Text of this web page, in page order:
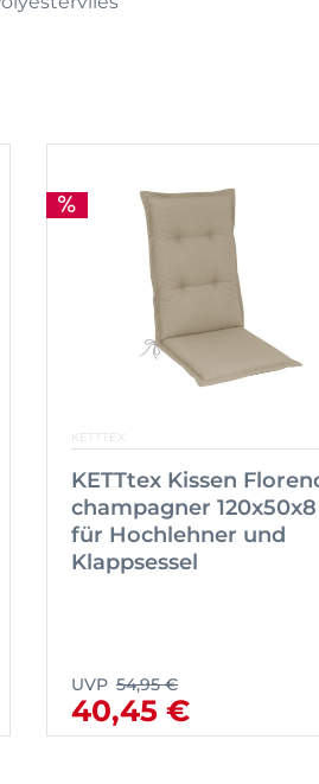
KETTTEX
KETTtex Kissen
champagner
für Hochlehner und
Klappsessel
UVP 54,95 €
40,45 €